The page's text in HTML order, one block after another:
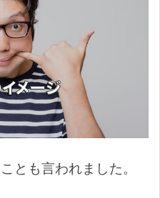
とも言われました。